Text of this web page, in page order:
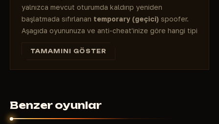
yalnızca mevcut oturumda kaldırıp yeniden
başlatmada sıfırlanan temporary (geçici) spoofer.
Aşağıda oyununuza ve anti-cheat'inize göre hangi tipi
seçmeniz gerektiğini, sınırlamaların dürüst bir
değerlendirmesini (en zor spoof edilenler Vanguard
HWID Spoofer 2026 - Donanım Banı
Atlatma Gerçekte Nasıl Çalışır
TAMAMINI GÖSTER
Benzer oyunlar